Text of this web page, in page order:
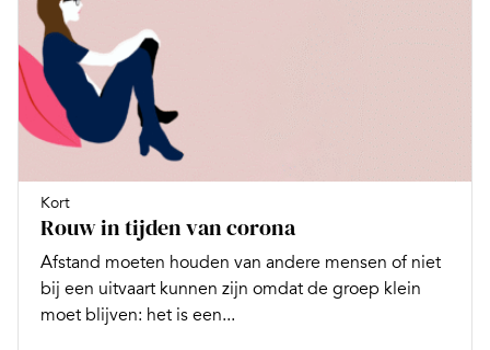
Kort
Rouw in tijden van corona
Afstand moeten houden van andere mensen of niet
bij een uitvaart kunnen zijn omdat de groep klein
moet blijven: het is een...